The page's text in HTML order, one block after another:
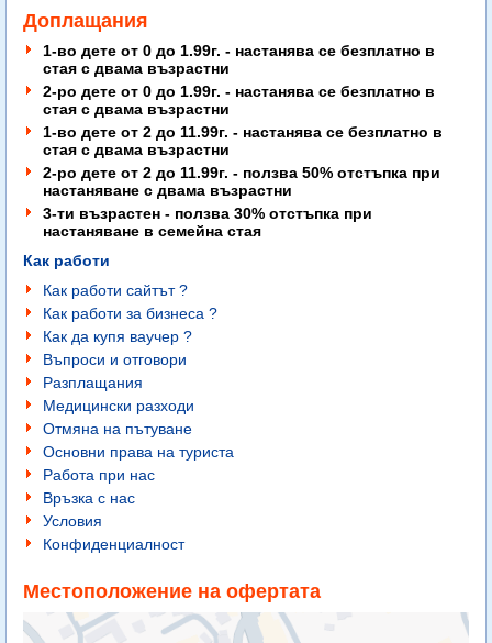
Доплащания
1-во дете от 0 до 1.99г. - настанява се безплатно в
стая с двама възрастни
2-ро дете от 0 до 1.99г. - настанява се безплатно в
стая с двама възрастни
1-во дете от 2 до 11.99г. - настанява се безплатно в
стая с двама възрастни
2-ро дете от 2 до 11.99г. - ползва 50% отстъпка при
настаняване с двама възрастни
3-ти възрастен - ползва 30% отстъпка при
настаняване в семейна стая
Как работи
Как работи сайтът ?
Как работи за бизнеса ?
Как да купя ваучер ?
Въпроси и отговори
Разплащания
Медицински разходи
Отмяна на пътуване
Основни права на туриста
Работа при нас
Връзка с нас
Условия
Конфиденциалност
Местоположение на офертата